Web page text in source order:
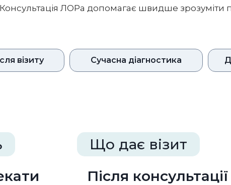
ЛОРа допомагає швидше
візиту Сучасна діагностика
Що дає візит
Після